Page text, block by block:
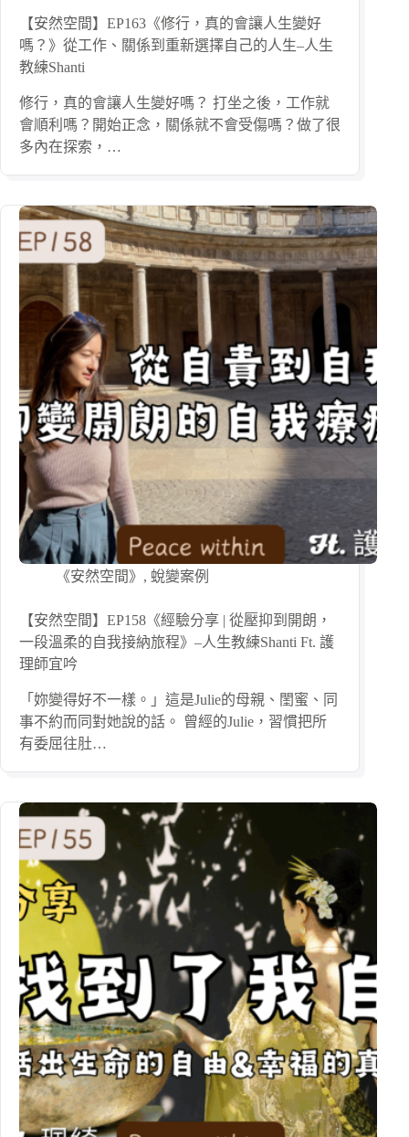
【安然空間】EP163《修行，真的會讓人生變好
嗎？》從工作、關係到重新選擇自己的人生–人生
教練Shanti
修行，真的會讓人生變好嗎？ 打坐之後，工作就
會順利嗎？開始正念，關係就不會受傷嗎？做了很
多內在探索，…
《安然空間》 , 蛻變案例
【安然空間】EP158《經驗分享 | 從壓抑到開朗，
一段溫柔的自我接納旅程》–人生教練Shanti Ft. 護
理師宜吟
「妳變得好不一樣。」這是Julie的母親、閨蜜、同
事不約而同對她說的話。 曾經的Julie，習慣把所
有委屈往肚…